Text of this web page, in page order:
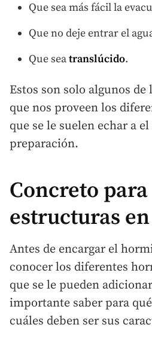
Que sea más fácil la
Que no deje entrar el
Que seatranslúcido.
Estos son solo algunos
que nos proveen los
que se le suelen echar a
preparación.
Concreto para
estructuras
Antes de encargar el
conocer los diferentes
que se le pueden
importante saber para
cuáles deben ser sus